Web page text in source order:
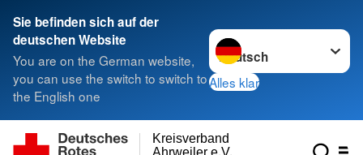
Sie befinden sich auf der
deutschen Website
You are on the German website,
you can use the switch to switch to
the English one
Sprache wechseln zu
Alles klar
Ahrweiler e.V.
Kreisverband